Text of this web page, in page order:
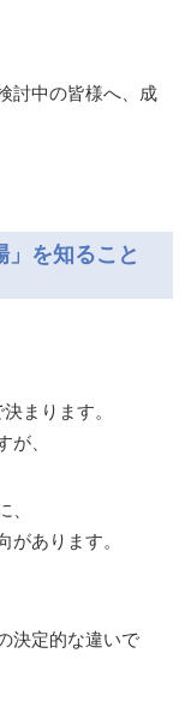
討中の皆様へ、成
」を知ること
まります。
が、
、
あります。
決定的な違いで